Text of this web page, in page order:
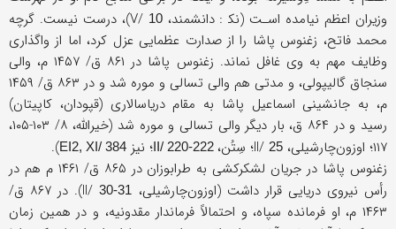
وزیران اعظم نیامده اسـت (نک‍ : دانشمند، V/10
)، درست نیست. گرچه
محمد فاتح، زغنوس‌ پاشا را از صدارت عظمایی عزل کرد، اما از واگذاری
وظایف مهم به وی غافل نماند. زغنوس ‌پاشا در ۸۶۱ ق/ ۱۴۵۷ م، والی
سنجاق گالیپولی، و مدتی هم والی تسالی و موره شد و در ۸۶۳ ق/ ۱۴۵۹
م، به جانشینی اسماعیل پاشا به مقام دریاسالاری (قپودان، کاپیتان)
رسید و در ۸۶۴ ق، بار دیگر والی تسالی و موره شد (خیرالله، ۸/ ۱۰۳-۱۰۵،
۱۱۷؛ اوزون‌چارشیلی، II/
25 ؛ سِتُن، ؛ نیز EI2, XI/ 384
).
زغنوس ‌پاشا در جریان لشکرکشی به طرابوزان در ۸۶۵ ق/ ۱۴۶۱ م هم در
رأس نیروی دریایی قرار داشت (اوزون‌چارشیلی، II/ 30-31
). در ۸۶۷ ق/
۱۴۶۳ م، او فرمانده سپاه، و احتمالاً فرماندار مقدونیه، و در همین زمان